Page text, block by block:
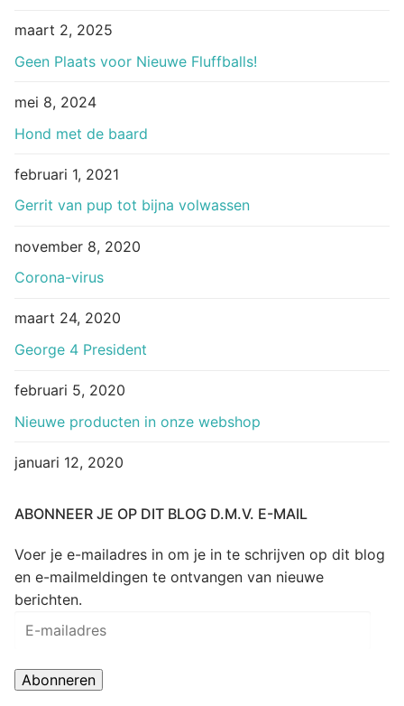
maart 2, 2025
Geen Plaats voor Nieuwe Fluffballs!
mei 8, 2024
Hond met de baard
februari 1, 2021
Gerrit van pup tot bijna volwassen
november 8, 2020
Corona-virus
maart 24, 2020
George 4 President
februari 5, 2020
Nieuwe producten in onze webshop
januari 12, 2020
ABONNEER JE OP DIT BLOG D.M.V. E-MAIL
Voer je e-mailadres in om je in te schrijven op dit blog
en e-mailmeldingen te ontvangen van nieuwe
berichten.
E-
Abonneren